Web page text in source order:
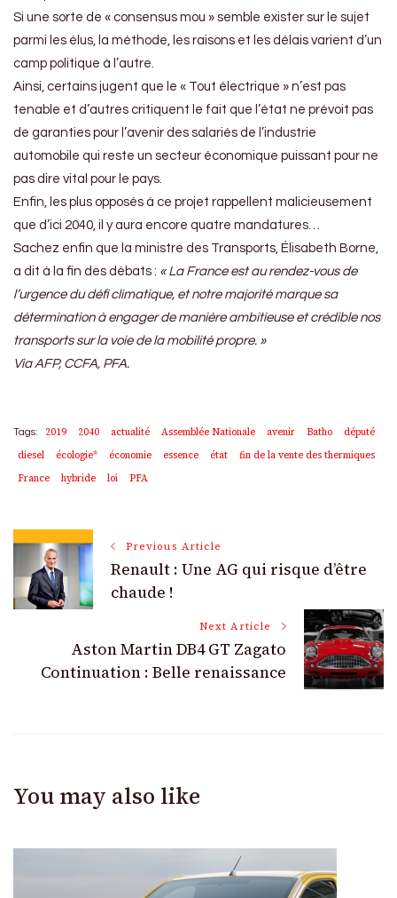
Si une sorte de « consensus mou » semble exister sur le sujet
parmi les élus, la méthode, les raisons et les délais varient d’un
camp politique à l’autre.
Ainsi, certains jugent que le « Tout électrique » n’est pas
tenable et d’autres critiquent le fait que l’état ne prévoit pas
de garanties pour l’avenir des salariés de l’industrie
automobile qui reste un secteur économique puissant pour ne
pas dire vital pour le pays.
Enfin, les plus opposés à ce projet rappellent malicieusement
que d’ici 2040, il y aura encore quatre mandatures…
Sachez enfin que la ministre des Transports, Élisabeth Borne,
a dit à la fin des débats : « La France est au rendez-vous de
l’urgence du défi climatique, et notre majorité marque sa
détermination à engager de manière ambitieuse et crédible nos
transports sur la voie de la mobilité propre. »
Via AFP, CCFA, PFA.
Tags: 2019 2040 actualité Assemblée Nationale avenir Batho
député
diesel
écologie* économie essence état
fin de la vente des thermiques
France
hybride loi PFA
Post
Navigation
Previous Article
Renault : Une AG qui risque d’être
chaude !
Next Article
Aston Martin DB4 GT Zagato
Continuation : Belle renaissance
You may also like